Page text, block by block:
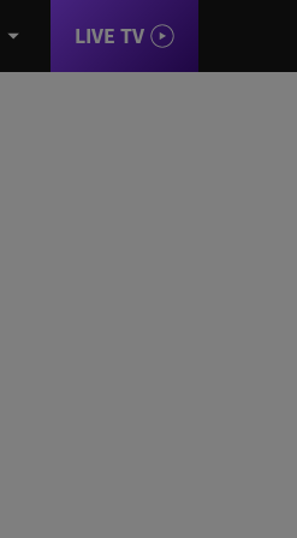
LIVE TV